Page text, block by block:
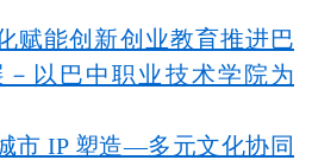
赋能创新创业教育推进巴
以巴中职业技术学院为
市 IP 塑造—多元文化协同